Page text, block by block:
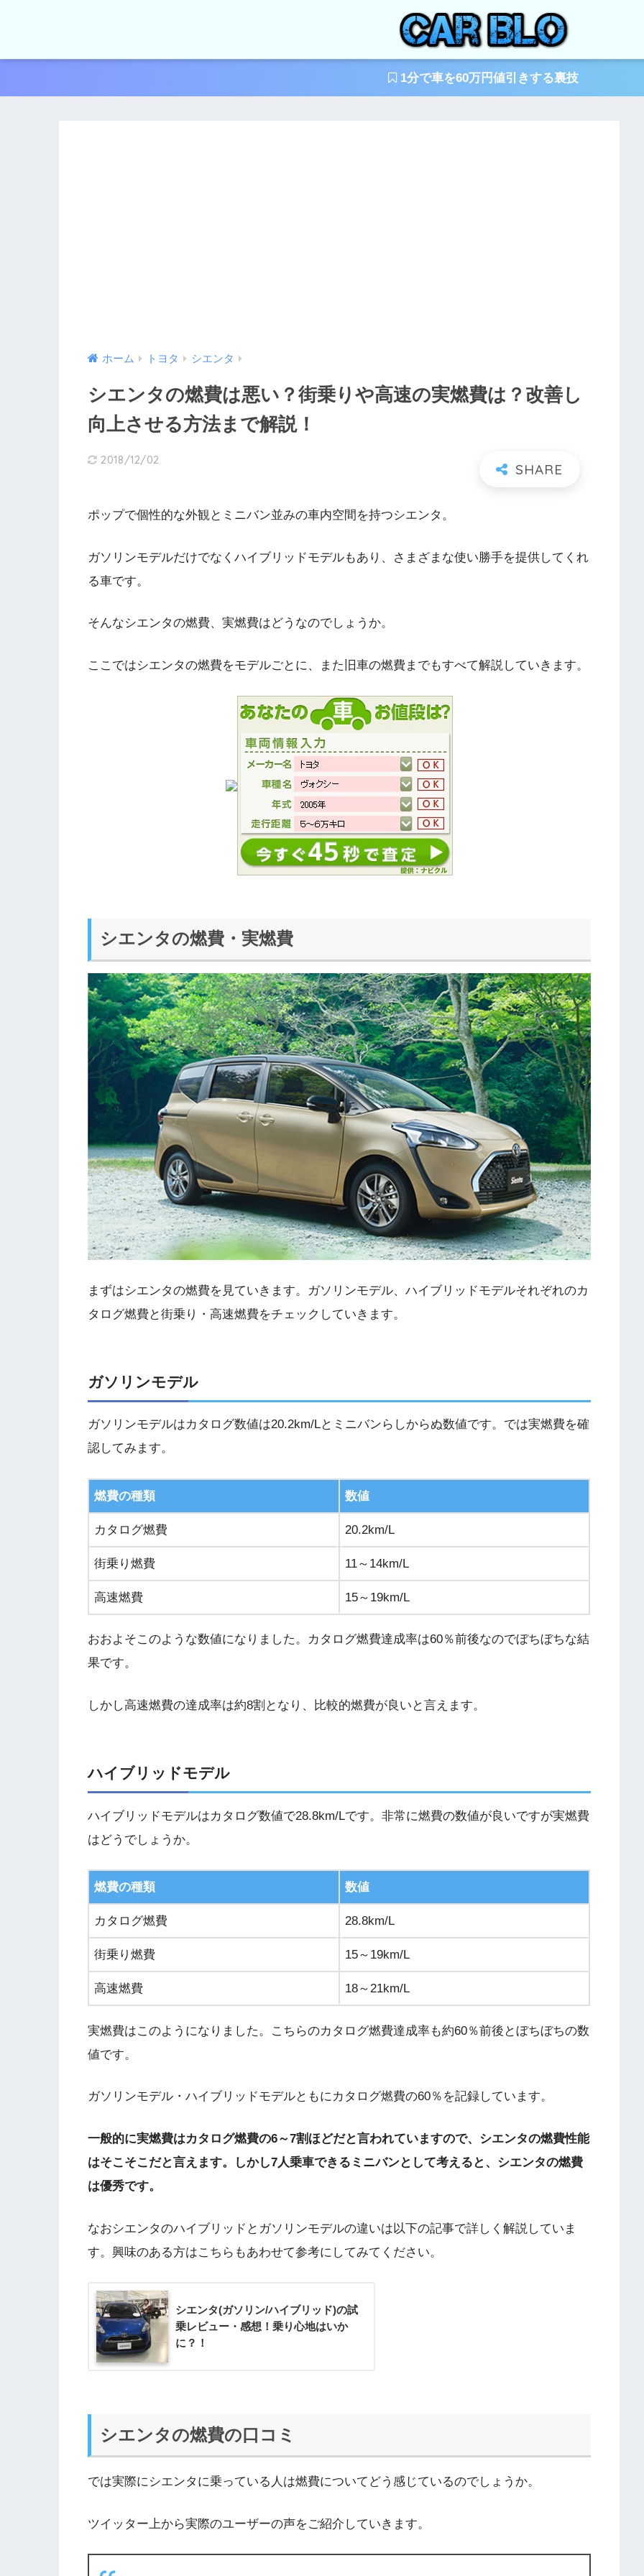
1分で車を60万円値引きする裏技
ホーム トヨタ シエンタ
シエンタの燃費は悪い？街乗りや高速の実燃費は？改善し
向上させる方法まで解説！
2018/12/02
ポップで個性的な外観とミニバン並みの車内空間を持つシエンタ。
ガソリンモデルだけでなくハイブリッドモデルもあり、さまざまな使い勝手を提供してくれ
る車です。
そんなシエンタの燃費、実燃費はどうなのでしょうか。
ここではシエンタの燃費をモデルごとに、また旧車の燃費までもすべて解説していきます。
シエンタの燃費・実燃費
まずはシエンタの燃費を見ていきます。ガソリンモデル、ハイブリッドモデルそれぞれのカ
タログ燃費と街乗り・高速燃費をチェックしていきます。
ガソリンモデル
ガソリンモデルはカタログ数値は20.2km/Lとミニバンらしからぬ数値です。では実燃費を確
認してみます。
燃費の種類 数値
カタログ燃費 20.2km/L
街乗り燃費 11～14km/L
高速燃費 15～19km/L
おおよそこのような数値になりました。カタログ燃費達成率は60％前後なのでぼちぼちな結
果です。
しかし高速燃費の達成率は約8割となり、比較的燃費が良いと言えます。
ハイブリッドモデル
ハイブリッドモデルはカタログ数値で28.8km/Lです。非常に燃費の数値が良いですが実燃費
はどうでしょうか。
燃費の種類 数値
カタログ燃費 28.8km/L
街乗り燃費 15～19km/L
高速燃費 18～21km/L
実燃費はこのようになりました。こちらのカタログ燃費達成率も約60％前後とぼちぼちの数
値です。
ガソリンモデル・ハイブリッドモデルともにカタログ燃費の60％を記録しています。
一般的に実燃費はカタログ燃費の6～7割ほどだと言われていますので、シエンタの燃費性能
はそこそこだと言えます。しかし7人乗車できるミニバンとして考えると、シエンタの燃費
は優秀です。
なおシエンタのハイブリッドとガソリンモデルの違いは以下の記事で詳しく解説していま
す。興味のある方はこちらもあわせて参考にしてみてください。
シエンタ(ガソリン/ハイブリッド)の試
乗レビュー・感想！乗り心地はいか
に？！
シエンタの燃費の口コミ
では実際にシエンタに乗っている人は燃費についてどう感じているのでしょうか。
ツイッター上から実際のユーザーの声をご紹介していきます。